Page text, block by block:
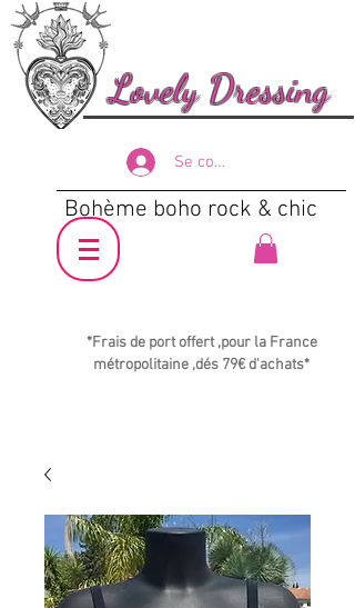
Lovely Dressing
Se connecter
Bohème boho rock & chic
*Frais de port offert ,pour la France
métropolitaine ,dés 79€ d'achats*